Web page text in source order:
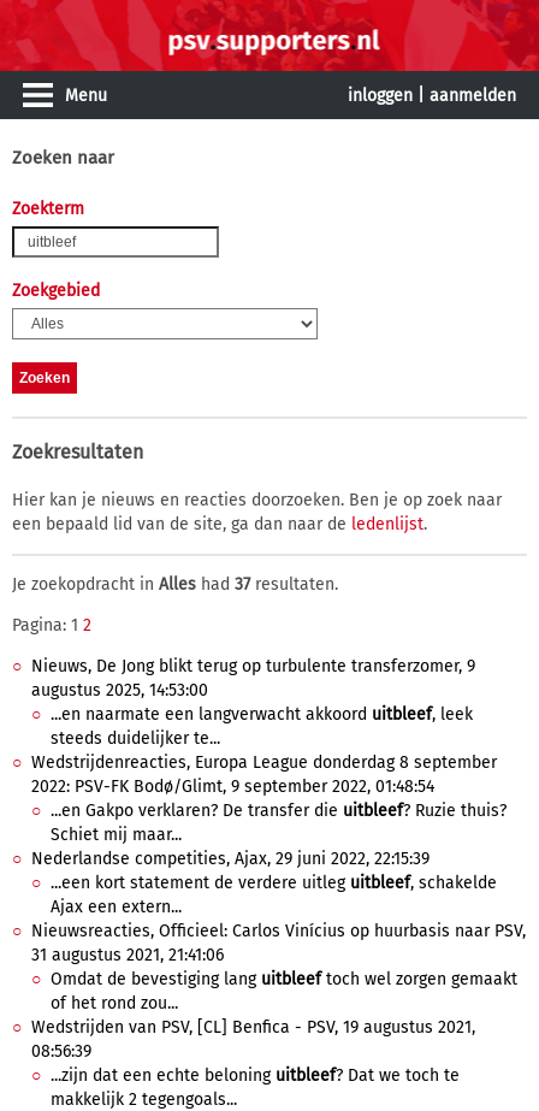
Menu inloggen aanmelden
Zoeken naar
Zoekterm
Zoekgebied
Zoekresultaten
Hier kan je nieuws en reacties doorzoeken. Ben je op zoek naar
een bepaald lid van de site, ga dan naar de ledenlijst.
Je zoekopdracht in Alles had 37resultaten.
Pagina: 1 2
Nieuws, De Jong blikt terug op turbulente transferzomer, 9
augustus 2025, 14:53:00
...en naarmate een langverwacht akkoord uitbleef, leek
steeds duidelijker te...
Wedstrijdenreacties, Europa League donderdag 8 september
2022: PSV-FK Bodø/Glimt, 9 september 2022, 01:48:54
...en Gakpo verklaren? De transfer die uitbleef? Ruzie thuis?
Schiet mij maar...
Nederlandse competities, Ajax, 29 juni 2022, 22:15:39
...een kort statement de verdere uitleg uitbleef, schakelde
Ajax een extern...
Nieuwsreacties, Officieel: Carlos Vinícius op huurbasis naar PSV,
31 augustus 2021, 21:41:06
Omdat de bevestiging lang uitbleeftoch wel zorgen gemaakt
of het rond zou...
Wedstrijden van PSV, [CL] Benfica - PSV, 19 augustus 2021,
08:56:39
...zijn dat een echte beloning uitbleef? Dat we toch te
makkelijk 2 tegengoals...